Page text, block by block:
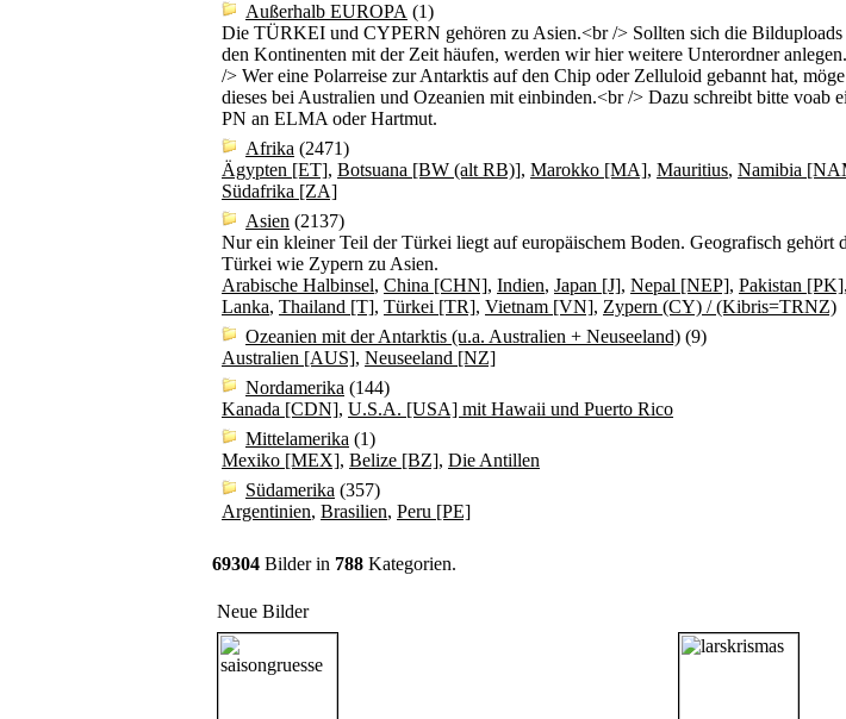
Außerhalb EUROPA (1)
Die TÜRKEI und CYPERN gehören zu Asien.<br /> Sollten sich die Bilduploads
den Kontinenten mit der Zeit häufen, werden wir hier weitere Unterordner
/> Wer eine Polarreise zur Antarktis auf den Chip oder Zelluloid gebannt hat, möge
dieses bei Australien und Ozeanien mit einbinden.<br /> Dazu schreibt bitte voab
PN an ELMA oder Hartmut.
Afrika (2471)
Ägypten [ET], Botsuana [BW (alt RB)], Marokko [MA], Mauritius, Namibia
Südafrika [ZA]
Asien (2137)
Nur ein kleiner Teil der Türkei liegt auf europäischem Boden. Geografisch gehört
Türkei wie Zypern zu Asien.
Arabische Halbinsel, China [CHN], Indien, Japan [J], Nepal [NEP], Pakistan [PK],
Lanka, Thailand [T], Türkei [TR], Vietnam [VN], Zypern (CY) / (Kibris=TRNZ)
Ozeanien mit der Antarktis (u.a. Australien + Neuseeland) (9)
Australien [AUS], Neuseeland [NZ]
Nordamerika (144)
Kanada [CDN], U.S.A. [USA] mit Hawaii und Puerto Rico
Mittelamerika (1)
Mexiko [MEX], Belize [BZ], Die Antillen
Südamerika (357)
Argentinien, Brasilien, Peru [PE]
69304 Bilder in 788 Kategorien.
Neue Bilder